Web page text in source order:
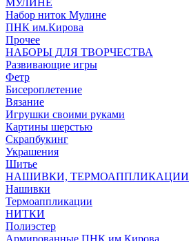
МУЛИНЕ
Набор ниток Мулине
ПНК им.Кирова
Прочее
НАБОРЫ ДЛЯ ТВОРЧЕСТВА
Развивающие игры
Фетр
Бисероплетение
Вязание
Игрушки своими руками
Картины шерстью
Скрапбукинг
Украшения
Шитье
НАШИВКИ, ТЕРМОАППЛИКАЦИИ
Нашивки
Термоаппликации
НИТКИ
Полиэстер
Армированные ПНК им.Кирова